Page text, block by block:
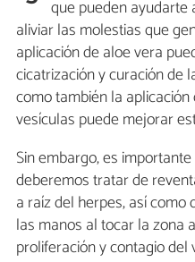
que pueden
aliviar las molestias que
aplicación de aloe vera
cicatrización y curación de
como también la
vesículas puede mejorar
Sin embargo, es
deberemos tratar de
a raíz del herpes, así
las manos al tocar la zona
proliferación y contagio del